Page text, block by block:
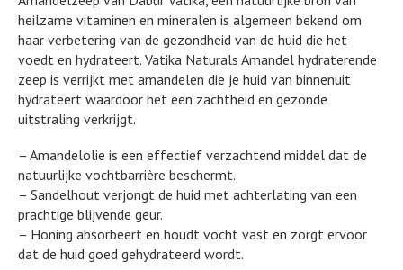
heilzame vitaminen en mineralen is algemeen bekend om
haar verbetering van de gezondheid van de huid die het
voedt en hydrateert. Vatika Naturals Amandel hydraterende
zeep is verrijkt met amandelen die je huid van binnenuit
hydrateert waardoor het een zachtheid en gezonde
uitstraling verkrijgt.
– Amandelolie is een effectief verzachtend middel dat de
natuurlijke vochtbarrière beschermt.
– Sandelhout verjongt de huid met achterlating van een
prachtige blijvende geur.
– Honing absorbeert en houdt vocht vast en zorgt ervoor
dat de huid goed gehydrateerd wordt.